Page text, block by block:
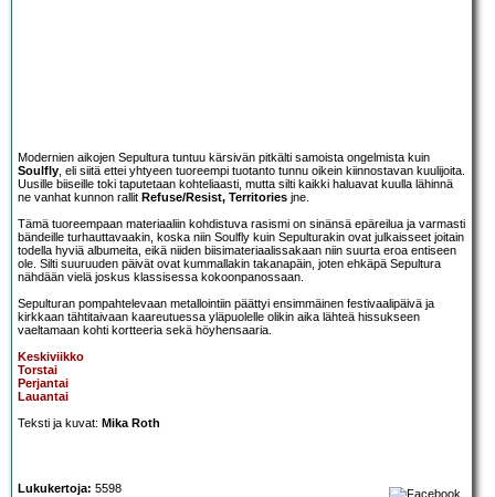
Modernien aikojen Sepultura tuntuu kärsivän pitkälti samoista ongelmista kuin
Soulfly, eli siitä ettei yhtyeen tuoreempi tuotanto tunnu oikein kiinnostavan kuulijoita.
Uusille biiseille toki taputetaan kohteliaasti, mutta silti kaikki haluavat kuulla lähinnä
ne vanhat kunnon rallit Refuse/Resist, Territories jne.
Tämä tuoreempaan materiaaliin kohdistuva rasismi on sinänsä epäreilua ja varmasti
bändeille turhauttavaakin, koska niin Soulfly kuin Sepulturakin ovat julkaisseet joitain
todella hyviä albumeita, eikä niiden biisimateriaalissakaan niin suurta eroa entiseen
ole. Silti suuruuden päivät ovat kummallakin takanapäin, joten ehkäpä Sepultura
nähdään vielä joskus klassisessa kokoonpanossaan.
Sepulturan pompahtelevaan metallointiin päättyi ensimmäinen festivaalipäivä ja
kirkkaan tähtitaivaan kaareutuessa yläpuolelle olikin aika lähteä hissukseen
vaeltamaan kohti kortteeria sekä höyhensaaria.
Keskiviikko
Torstai
Perjantai
Lauantai
Teksti ja kuvat: Mika Roth
Lukukertoja: 5598